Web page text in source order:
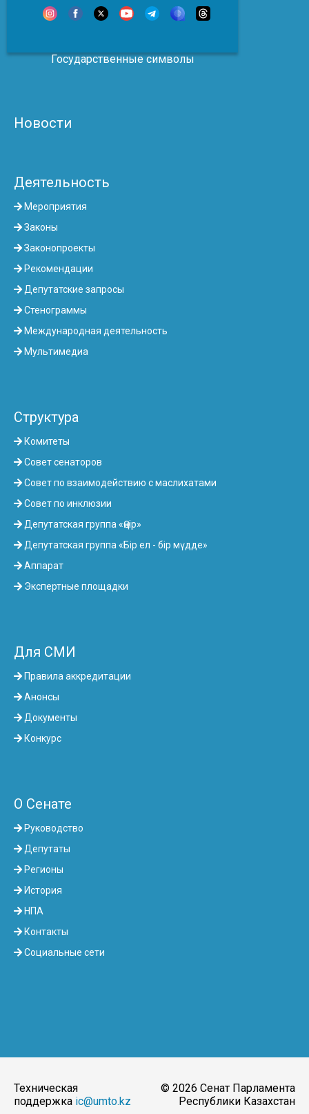
Государственные символы
Новости
Деятельность
Мероприятия
Законы
Законопроекты
Рекомендации
Депутатские запросы
Стенограммы
Международная деятельность
Мультимедиа
Структура
Комитеты
Совет сенаторов
Совет по взаимодействию с маслихатами
Совет по инклюзии
Депутатская группа «Өңір»
Депутатская группа «Бір ел - бір мүдде»
Аппарат
Экспертные площадки
Для СМИ
Правила аккредитации
Анонсы
Документы
Конкурс
О Сенате
Руководство
Депутаты
Регионы
История
НПА
Контакты
Социальные сети
Техническая
поддержка ic@umto.kz
© 2026 Сенат Парламента
Республики Казахстан